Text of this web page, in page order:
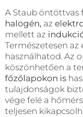
A Staub öntöttvas
halogén, az
mellett az
Természetesen az
használhatod. Az
köszönhetően a
főzőlapokon is
tulajdonságok
vége felé a
teljesen